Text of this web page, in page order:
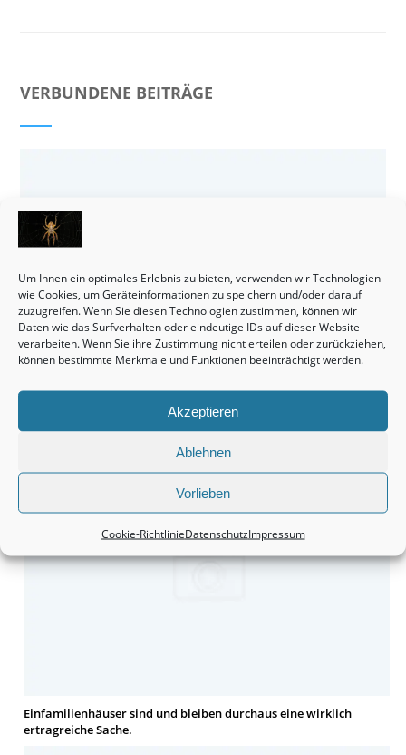
Um Ihnen ein optimales Erlebnis zu bieten, verwenden wir Technologien
wie Cookies, um Geräteinformationen zu speichern und/oder darauf
zuzugreifen. Wenn Sie diesen Technologien zustimmen, können wir
Daten wie das Surfverhalten oder eindeutige IDs auf dieser Website
verarbeiten. Wenn Sie ihre Zustimmung nicht erteilen oder zurückziehen,
können bestimmte Merkmale und Funktionen beeinträchtigt werden.
Akzeptieren
Ablehnen
Vorlieben
Cookie-RichtlinieDatenschutzImpressum
VERBUNDENE BEITRÄGE
Grundstücke sind durchaus eine interessante Anschaffung.
Einfamilienhäuser sind und bleiben durchaus eine wirklich
ertragreiche Sache.